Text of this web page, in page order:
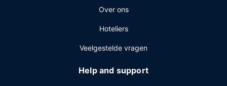
Over ons
Hoteliers
Veelgestelde vragen
Help and support